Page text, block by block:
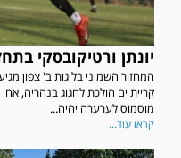
יונתן ורטיקובסקי בתחזית מחזור
המחזור השמיני בליגות ב' צפון
קריית ים הולכת לחגוג בנהריה,
מוסמוס לערערה יהיה...
קראו עוד...